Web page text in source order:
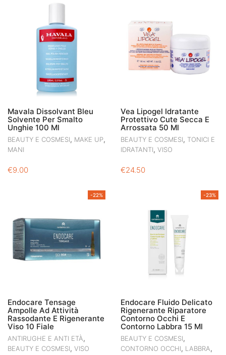
Mavala Dissolvant Bleu
Solvente Per Smalto
Unghie 100 Ml
BEAUTY E COSMESI, MAKE UP,
MANI
€9.00
Vea Lipogel Idratante
Protettivo Cute Secca E
Arrossata 50 Ml
BEAUTY E COSMESI, TONICI E
IDRATANTI, VISO
€24.50
-22%
Endocare Tensage
Ampolle Ad Attività
Rassodante E Rigenerante
Viso 10 Fiale
ANTIRUGHE E ANTI ETÀ,
BEAUTY E COSMESI, VISO
-23%
Endocare Fluido Delicato
Rigenerante Riparatore
Contorno Occhi E
Contorno Labbra 15 Ml
BEAUTY E COSMESI,
CONTORNO OCCHI, LABBRA,